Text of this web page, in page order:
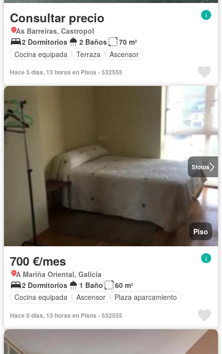
Consultar precio
As Barreiras, Castropol
2 Dormitorios
2 Baños
70 m²
Cocina equipada
Terraza Ascensor
Hace 5 días, 13 horas en Pisos - 532555
5fotos
Piso
700 €/mes
A Mariña Oriental, Galicia
2 Dormitorios
1 Baño
60 m²
Cocina equipada
Ascensor Plaza aparcamiento
Hace 5 días, 13 horas en Pisos - 532555